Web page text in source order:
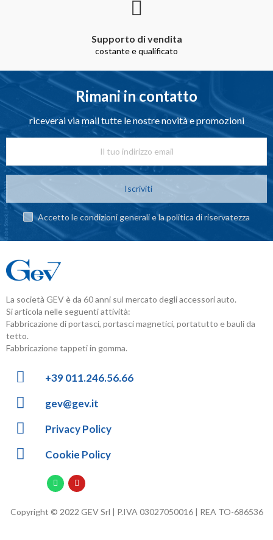
Supporto di vendita
costante e qualificato
Rimani in contatto
riceverai via mail tutte le nostre novità e promozioni
Iscriviti
Accetto le condizioni generali e la politica di riservatezza
La società GEV è da 60 anni sul mercato degli accessori auto.
Si articola nelle seguenti attività:
Fabbricazione di portasci, portasci magnetici, portatutto e bauli da
tetto.
Fabbricazione tappeti in gomma.
+39 011.246.56.66
gev@gev.it
Privacy Policy
Cookie Policy
Copyright © 2022 GEV Srl | P.IVA 03027050016 | REA TO-686536